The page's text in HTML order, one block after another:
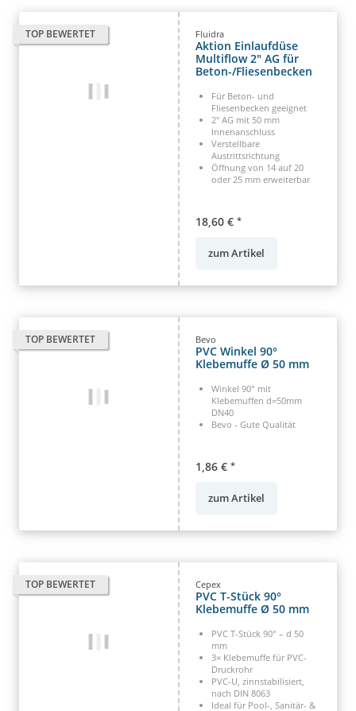
TOP BEWERTET Fluidra
Aktion Einlaufdüse
Multiflow 2" AG für
Beton-/Fliesenbecken
Für Beton- und
Fliesenbecken geeignet
2" AG mit 50 mm
Innenanschluss
Verstellbare
Austrittsrichtung
Öffnung von 14 auf 20
oder 25 mm erweiterbar
18,60 € *
zum Artikel
TOP BEWERTET Bevo
PVC Winkel 90°
Klebemuffe Ø 50 mm
Winkel 90° mit
Klebemuffen d=50mm
DN40
Bevo - Gute Qualität
1,86 € *
zum Artikel
TOP BEWERTET Cepex
PVC T-Stück 90°
Klebemuffe Ø 50 mm
PVC T-Stück 90° – d 50
mm
3× Klebemuffe für PVC-
Druckrohr
PVC-U, zinnstabilisiert,
nach DIN 8063
Ideal für Pool-, Sanitär- &